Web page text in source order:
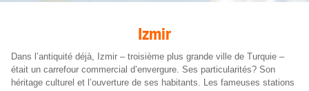
Izmir
Dans l’antiquité déjà, Izmir – troisième plus grande ville de Turquie –
était un carrefour commercial d’envergure. Ses particularités? Son
héritage culturel et l’ouverture de ses habitants. Les fameuses stations